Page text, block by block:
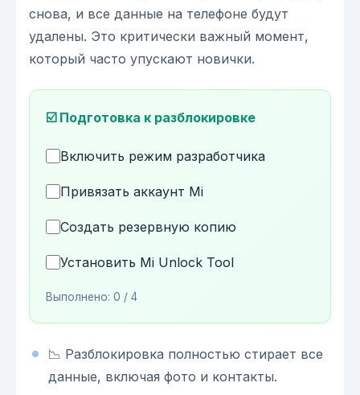
снова, и все данные на телефоне будут
удалены. Это критически важный момент,
который часто упускают новички.
☑️ Подготовка к разблокировке
Включить режим разработчика
Привязать аккаунт Mi
Создать резервную копию
Установить Mi Unlock Tool
Выполнено: 0 / 4
📉 Разблокировка полностью стирает все
данные, включая фото и контакты.